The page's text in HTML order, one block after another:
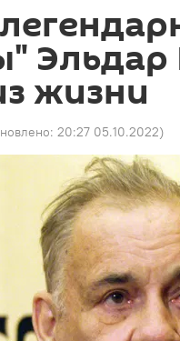
Эльдар
жизни
20:27 05.10.2022)